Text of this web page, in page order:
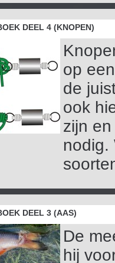
DEEL 4 (KNOPEN)
op
de
ook
zijn
nodig.
DEEL 3 (AAS)
De
hij